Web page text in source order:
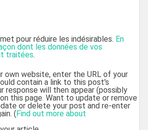
pour réduire les indésirables. En
dont les données de vos
traitées.
own website, enter the URL of your
contain a link to this post's
response will then appear (possibly
this page. Want to update or remove
or delete your post and re-enter
(Find out more about